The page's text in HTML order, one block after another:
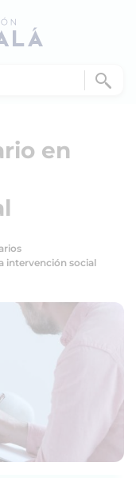
en
intervención social